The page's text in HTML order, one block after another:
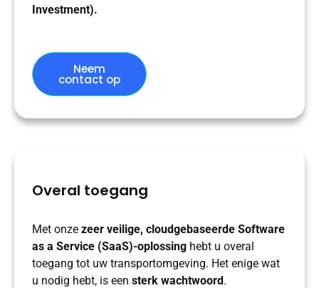
Investment).
Neem
contact op
Overal toegang
Met onze zeer veilige, cloudgebaseerde Software
as a Service (SaaS)-oplossing hebt u overal
toegang tot uw transportomgeving. Het enige wat
u nodig hebt, is een sterk wachtwoord.